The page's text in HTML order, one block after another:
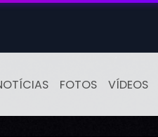
FOTOS VÍDEOS